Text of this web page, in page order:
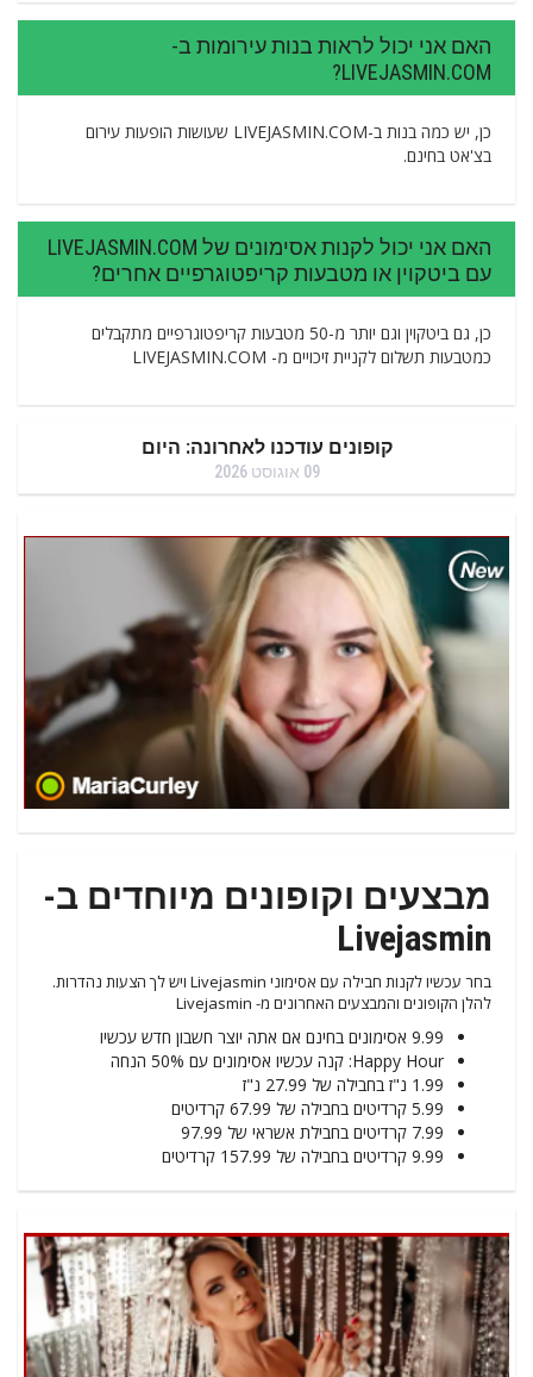
האם אני יכול לראות בנות עירומות ב-
LIVEJASMIN.COM?
כן, יש כמה בנות ב-LIVEJASMIN.COM שעושות הופעות עירום
בצ'אט בחינם.
האם אני יכול לקנות אסימונים של LIVEJASMIN.COM
עם ביטקוין או מטבעות קריפטוגרפיים אחרים?
כן, גם ביטקוין וגם יותר מ-50 מטבעות קריפטוגרפיים מתקבלים
כמטבעות תשלום לקניית זיכויים מ- LIVEJASMIN.COM
קופונים עודכנו לאחרונה: היום
09 אוגוסט 2026
מבצעים וקופונים מיוחדים ב-
Livejasmin
בחר עכשיו לקנות חבילה עם אסימוני Livejasmin ויש לך הצעות נהדרות.
להלן הקופונים והמבצעים האחרונים מ- Livejasmin
9.99 אסימונים בחינם אם אתה יוצר חשבון חדש עכשיו
Happy Hour: קנה עכשיו אסימונים עם 50% הנחה
1.99 נ"ז בחבילה של 27.99 נ"ז
5.99 קרדיטים בחבילה של 67.99 קרדיטים
7.99 קרדיטים בחבילת אשראי של 97.99
9.99 קרדיטים בחבילה של 157.99 קרדיטים